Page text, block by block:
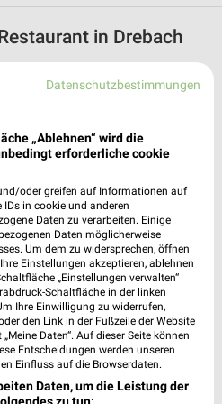
in Drebach
und Nordsee in der
Drebach und
Lidl
Datenschutzbestimmungen
„Ablehnen“ wird die
erforderliche cookie
oder greifen auf Informationen auf
IDs in cookie und anderen
Daten zu verarbeiten. Einige
Daten möglicherweise
Um dem zu widersprechen, öffnen
Einstellungen akzeptieren, ablehnen
„Einstellungen verwalten“
Schaltfläche in der linken
Ihre Einwilligung zu widerrufen,
den Link in der Fußzeile der Website
Daten“. Auf dieser Seite können
Entscheidungen werden unseren
Einfluss auf die Browserdaten.
Daten, um die Leistung der